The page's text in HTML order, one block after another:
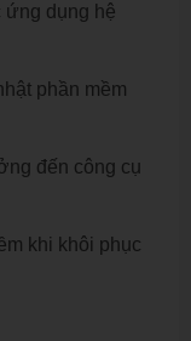
ứng dụng hệ
phần mềm
đến công cụ
khi khôi phục